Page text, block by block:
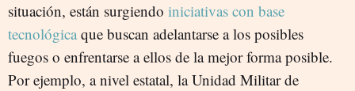
situación, están surgiendo iniciativas con base
tecnológica que buscan adelantarse a los posibles
fuegos o enfrentarse a ellos de la mejor forma posible.
Por ejemplo, a nivel estatal, la Unidad Militar de